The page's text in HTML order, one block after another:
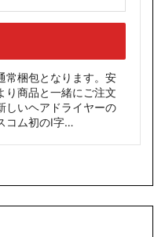
常梱包となります。安
り商品と一緒にご注文
いヘアドライヤーの
コム初のI字…